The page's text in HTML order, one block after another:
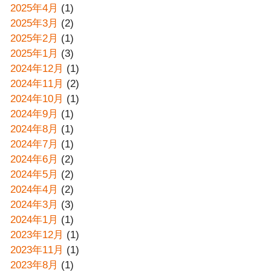
2025年4月 (1)
2025年3月 (2)
2025年2月 (1)
2025年1月 (3)
2024年12月 (1)
2024年11月 (2)
2024年10月 (1)
2024年9月 (1)
2024年8月 (1)
2024年7月 (1)
2024年6月 (2)
2024年5月 (2)
2024年4月 (2)
2024年3月 (3)
2024年1月 (1)
2023年12月 (1)
2023年11月 (1)
2023年8月 (1)